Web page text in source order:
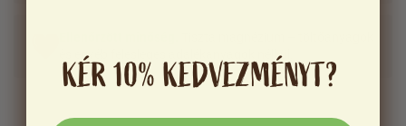
és egyéb felesleges adalékanyagok nélkül.
KÉR 10% KEDVEZMÉNYT?